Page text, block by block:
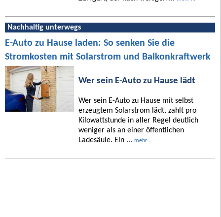
Nachhaltig unterwegs
E-Auto zu Hause laden: So senken Sie die
Stromkosten mit Solarstrom und Balkonkraftwerk
Wer sein E-Auto zu Hause lädt
Wer sein E-Auto zu Hause mit selbst
erzeugtem Solarstrom lädt, zahlt pro
Kilowattstunde in aller Regel deutlich
weniger als an einer öffentlichen
Ladesäule. Ein ... mehr ...